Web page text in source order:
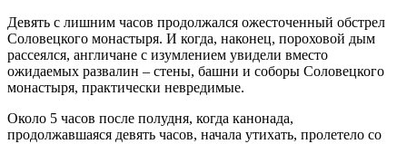
Девять с лишним часов продолжался ожесточенный обстрел
Соловецкого монастыря. И когда, наконец, пороховой дым
рассеялся, англичане с изумлением увидели вместо
ожидаемых развалин – стены, башни и соборы Соловецкого
монастыря, практически невредимые.
Около 5 часов после полудня, когда канонада,
продолжавшаяся девять часов, начала утихать, пролетело со